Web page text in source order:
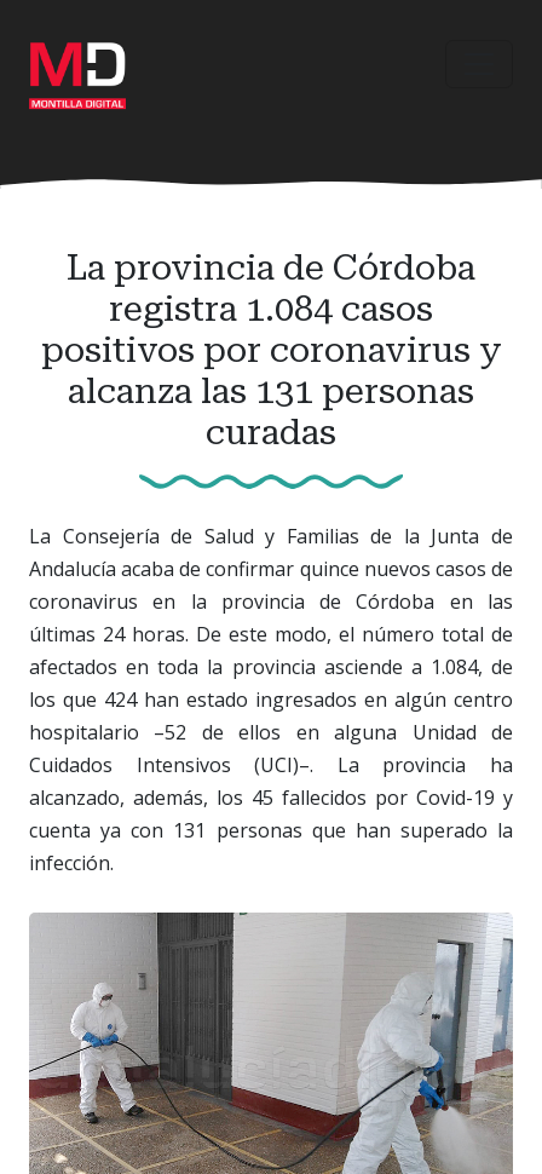
contenido
principal
La provincia de Córdoba
registra 1.084 casos
positivos por coronavirus y
alcanza las 131 personas
curadas
La Consejería de Salud y Familias de la Junta de
Andalucía acaba de confirmar quince nuevos casos de
coronavirus en la provincia de Córdoba en las
últimas 24 horas. De este modo, el número total de
afectados en toda la provincia asciende a 1.084, de
los que 424 han estado ingresados en algún centro
hospitalario –52 de ellos en alguna Unidad de
Cuidados Intensivos (UCI)–. La provincia ha
alcanzado, además, los 45 fallecidos por Covid-19 y
cuenta ya con 131 personas que han superado la
infección.